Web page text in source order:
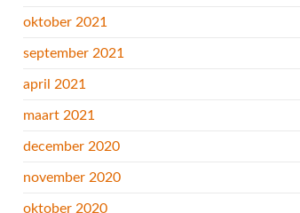
oktober 2021
september 2021
april 2021
maart 2021
december 2020
november 2020
oktober 2020